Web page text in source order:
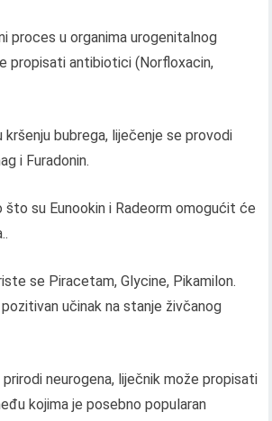
proces u organima urogenitalnog
propisati antibiotici (Norfloxacin,
kršenju bubrega, liječenje se provodi
i Furadonin.
što su Eunookin i Radeorm omogućit će
se Piracetam, Glycine, Pikamilon.
učinak na stanje živčanog
prirodi neurogena, liječnik može propisati
kojima je posebno popularan